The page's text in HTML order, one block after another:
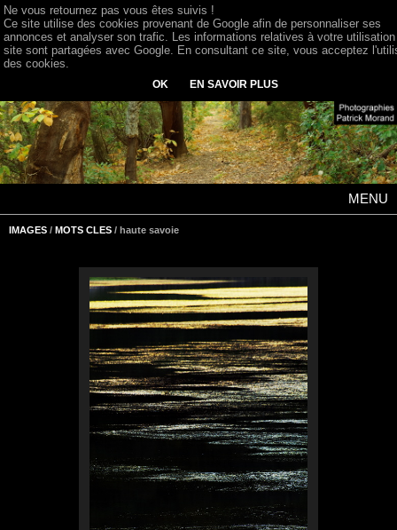
MENU
IMAGES / MOTS CLES / haute savoie
Ne vous retournez pas vous êtes suivis !
Ce site utilise des cookies provenant de Google afin de personnaliser ses
annonces et analyser son trafic. Les informations relatives à votre
site sont partagées avec Google. En consultant ce site, vous acceptez
des cookies.
OK EN SAVOIR PLUS